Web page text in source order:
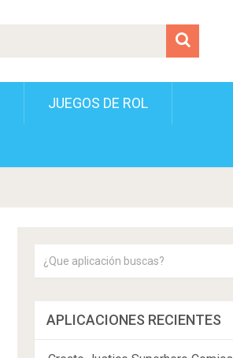
JUEGOS DE ROL
APLICACIONES RECIENTES